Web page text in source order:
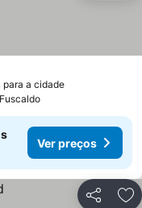
para a cidade
Ver preços
Partilhar